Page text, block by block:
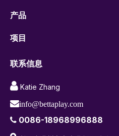
产品
项目
联系信息
 Katie Zhang
info@bettaplay.com
 0086-18968996888